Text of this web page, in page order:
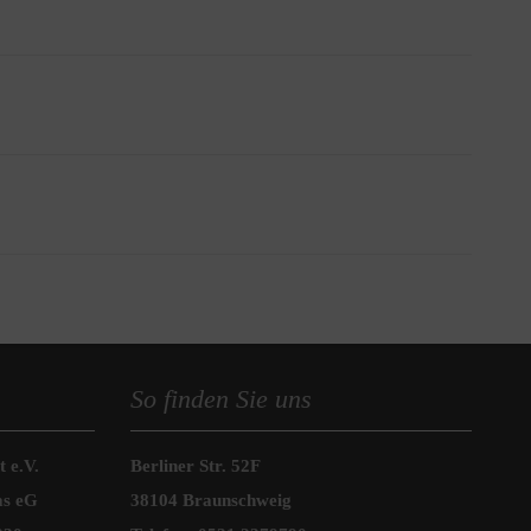
Sichtweisen. Das macht neugierig auf den
sich mit spannenden Themen auseinander zu
Zeit für gemeinsame Freizeit und eine
e.V.
eG
So finden Sie uns
Berliner Str. 52F
38104 Braunschweig